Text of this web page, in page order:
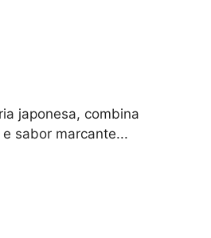
japonesa, combina
sabor marcante...